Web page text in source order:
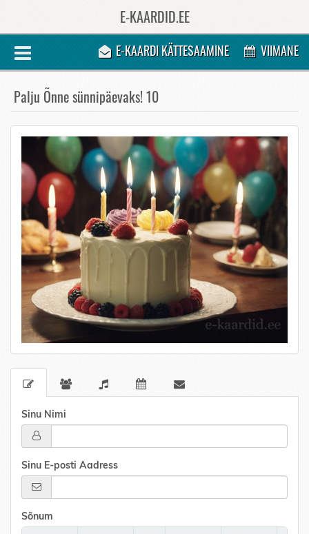
E-KAARDID.EE
E-KAARDI KÄTTESAAMINE VIIMANE
Palju Õnne sünnipäevaks! 10
Sinu Nimi
Sinu E-posti Aadress
Sõnum